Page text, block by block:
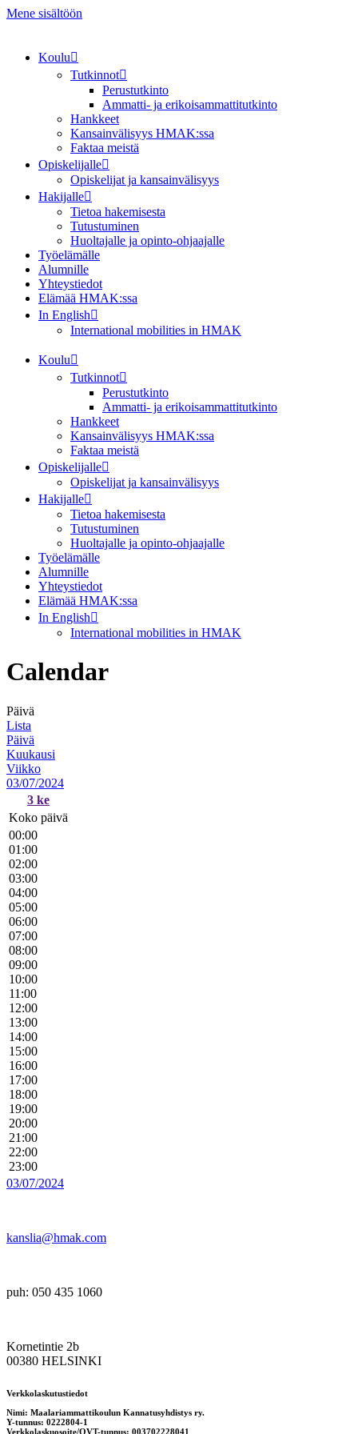
Mene sisältöön
Koulu
Tutkinnot
Perustutkinto
Ammatti- ja erikoisammattitutkinto
Hankkeet
Kansainvälisyys HMAK:ssa
Faktaa meistä
Opiskelijalle
Opiskelijat ja kansainvälisyys
Hakijalle
Tietoa hakemisesta
Tutustuminen
Huoltajalle ja opinto-ohjaajalle
Työelämälle
Alumnille
Yhteystiedot
Elämää HMAK:ssa
In English
International mobilities in HMAK
Koulu
Tutkinnot
Perustutkinto
Ammatti- ja erikoisammattitutkinto
Hankkeet
Kansainvälisyys HMAK:ssa
Faktaa meistä
Opiskelijalle
Opiskelijat ja kansainvälisyys
Hakijalle
Tietoa hakemisesta
Tutustuminen
Huoltajalle ja opinto-ohjaajalle
Työelämälle
Alumnille
Yhteystiedot
Elämää HMAK:ssa
In English
International mobilities in HMAK
Calendar
Päivä
Lista
Päivä
Kuukausi
Viikko
03/07/2024
3 ke
Koko päivä
00:00
01:00
02:00
03:00
04:00
05:00
06:00
07:00
08:00
09:00
10:00
11:00
12:00
13:00
14:00
15:00
16:00
17:00
18:00
19:00
20:00
21:00
22:00
23:00
03/07/2024
kanslia@hmak.com
puh: 050 435 1060
Kornetintie 2b
00380 HELSINKI
Verkkolaskutustiedot
Nimi: Maalariammattikoulun Kannatusyhdistys ry.
Y-tunnus: 0222804-1
Verkkolaskuosoite/OVT-tunnus: 003702228041